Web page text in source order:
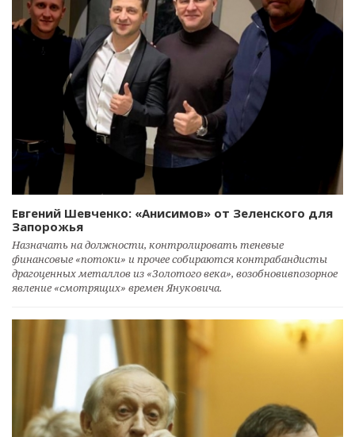
Евгений Шевченко: «Анисимов» от Зеленского для
Запорожья
Назначать на должности, контролировать теневые
финансовые «потоки» и прочее собираются контрабандисты
драгоценных металлов из «Золотого века», возобновивпозорное
явление «смотрящих» времен Януковича.